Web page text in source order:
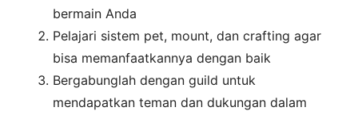
bermain Anda
Pelajari sistem pet, mount, dan crafting agar
bisa memanfaatkannya dengan baik
Bergabunglah dengan guild untuk
mendapatkan teman dan dukungan dalam